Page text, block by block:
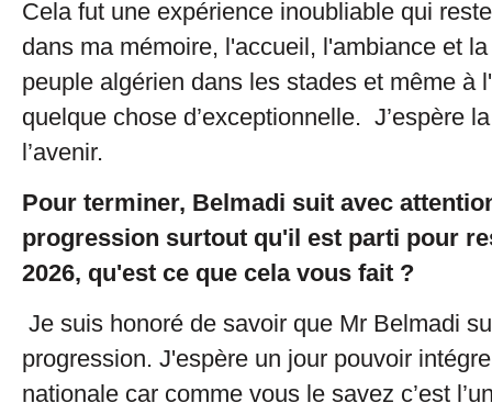
Cela fut une expérience inoubliable qui
dans ma mémoire, l'accueil, l'ambiance et
peuple algérien dans les stades et même à
quelque chose d’exceptionnelle. J’espère
l’avenir.
Pour terminer, Belmadi suit avec
progression surtout qu'il est parti pour
2026, qu'est ce que cela vous fait ?
Je suis honoré de savoir que Mr Belmadi
progression. J'espère un jour pouvoir
nationale car comme vous le savez c’est